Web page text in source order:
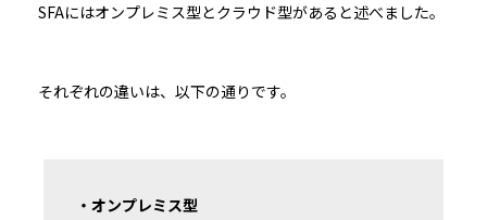
SFAにはオンプレミス型とクラウド型があると述べました。
それぞれの違いは、以下の通りです。
・オンプレミス型